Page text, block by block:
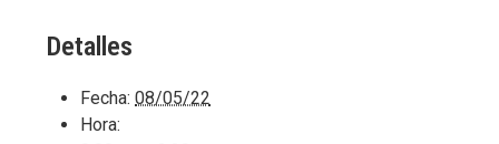
Detalles
Fecha: 08/05/22
Hora: